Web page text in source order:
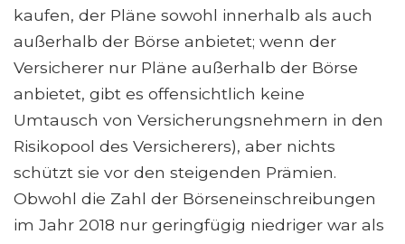
kaufen, der Pläne sowohl innerhalb als auch
außerhalb der Börse anbietet; wenn der
Versicherer nur Pläne außerhalb der Börse
anbietet, gibt es offensichtlich keine
Umtausch von Versicherungsnehmern in den
Risikopool des Versicherers), aber nichts
schützt sie vor den steigenden Prämien.
Obwohl die Zahl der Börseneinschreibungen
im Jahr 2018 nur geringfügig niedriger war als